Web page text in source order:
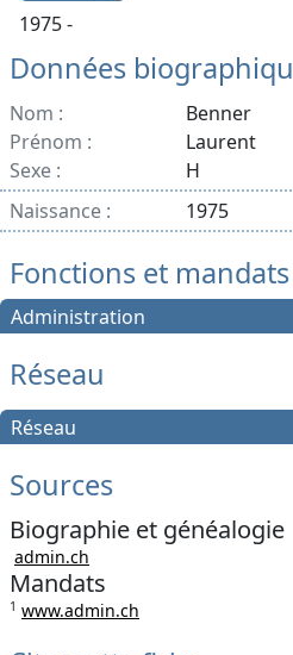
1975 -
Données
Nom :
Benner
Prénom :
Laurent
Sexe :
H
Naissance :
1975
Fonctions et mandats
Administration
Réseau
Réseau
Sources
Biographie et généalogie
admin.ch
Mandats
1 www.admin.ch